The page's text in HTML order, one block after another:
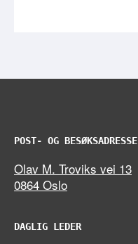
POST- OG BESØKSADRESSE
Olav M. Troviks vei 13
0864 Oslo
DAGLIG LEDER